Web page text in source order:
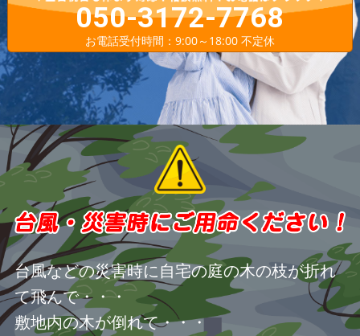
050-3172-7768
お電話受付時間：9:00～18:00 不定休
台風などの災害時に自宅の庭の木の枝が折れ
て飛んで・・・
敷地内の木が倒れて・・・